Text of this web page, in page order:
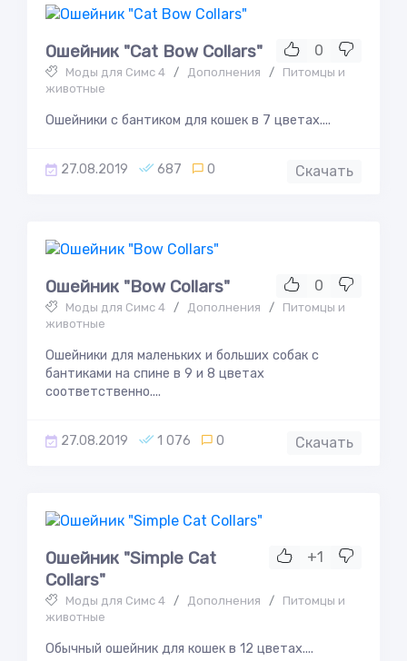
0
Ошейник "Cat Bow Collars"
Моды для Симс 4 / Дополнения /
Питомцы и
животные
Ошейники с бантиком для кошек в 7 цветах....
27.08.2019 687 0 Скачать
0
Ошейник "Bow Collars"
Моды для Симс 4 / Дополнения /
Питомцы и
животные
Ошейники для маленьких и больших собак с
бантиками на спине в 9 и 8 цветах
соответственно....
27.08.2019 1 076 0 Скачать
+1
Ошейник "Simple Cat
Collars"
Моды для Симс 4 / Дополнения /
Питомцы и
животные
Обычный ошейник для кошек в 12 цветах....